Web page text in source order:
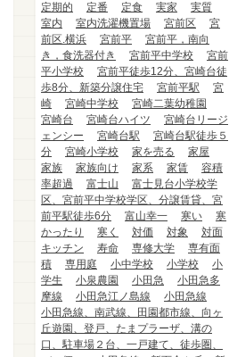
定期的
定番 定食 実家
実質
室内
室内洗濯機置場 宮前区
宮
前区.横浜
宮前平
宮前平，南向
き，食洗器付き
宮前平中学校
宮前
平小学校
宮前平徒歩12分、宮崎台徒
歩8分、新築分譲住宅
宮前平駅
宮
崎
宮崎中学校
宮崎二葉幼稚園
宮崎台
宮崎台ハイツ
宮崎台リージ
ェンシー
宮崎台駅
宮崎台駅徒歩５
分
宮崎小学校 家を売る
家屋
家族
家族向け 家系 家賃
容積
率超過
富士山
富士見台小学校学
区、宮前平中学校学区、分譲賃貸、宮
前平駅徒歩6分
富山幸一 寒い
寒
かったり
寒く 対価 対象
対面
キッチン
寿命 専修大学
専有面
積
専用庭 小中学校 小学校
小
学生
小泉農園 小田急
小田急多
摩線
小田急江ノ島線
小田急線
小田急線、南武線、田園都市線、向ヶ
丘遊園、登戸、たまプラーザ、溝の
口、駐車場２台、一戸建て、徒歩圏、